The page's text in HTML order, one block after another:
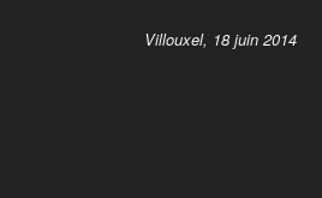
Villouxel, 18 juin 2014